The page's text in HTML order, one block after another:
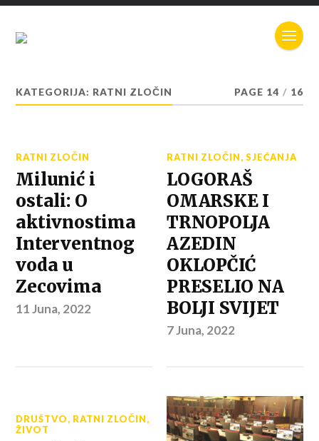
KATEGORIJA: RATNI ZLOČIN PAGE 14 / 16
RATNI ZLOČIN
Milunić i
ostali: O
aktivnostima
Interventnog
voda u
Zecovima
11 Juna, 2022
RATNI ZLOČIN,SJEĆANJA
LOGORAŠ
OMARSKE I
TRNOPOLJA
AZEDIN
OKLOPČIĆ
PRESELIO NA
BOLJI SVIJET
7 Juna, 2022
DRUŠTVO, RATNI ZLOČIN,
ŽIVOT